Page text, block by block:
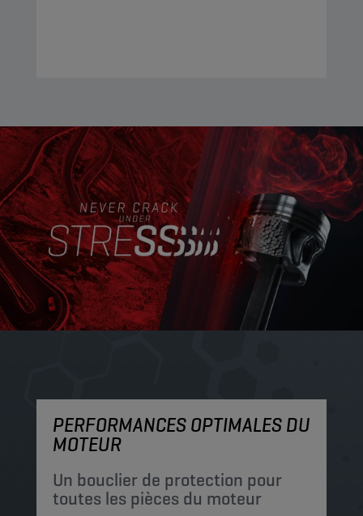
PERFORMANCES OPTIMALES DU
MOTEUR
Un bouclier de protection pour
toutes les pièces du moteur